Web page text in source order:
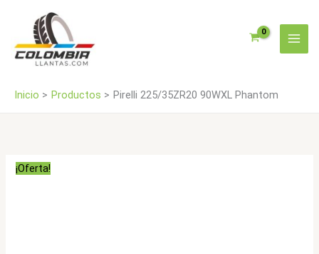
contenido
Inicio Productos Pirelli 225/35ZR20 90WXL Phantom
¡Oferta!